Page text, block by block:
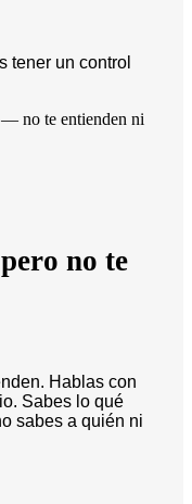
tener un control
no te
Hablas con
Sabes lo qué
sabes a quién ni